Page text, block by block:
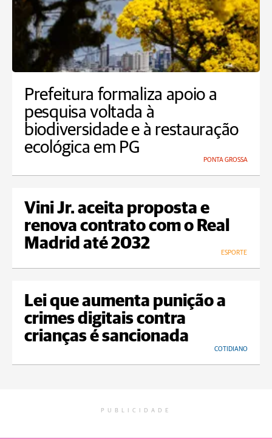
Prefeitura formaliza apoio a
pesquisa voltada à
biodiversidade e à restauração
ecológica em PG
PONTA GROSSA
Vini Jr. aceita proposta e
renova contrato com o Real
Madrid até 2032
ESPORTE
Lei que aumenta punição a
crimes digitais contra
crianças é sancionada
COTIDIANO
PUBLICIDADE